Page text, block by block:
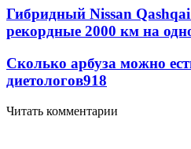
Гибридный Nissan
рекордные 2000 км на
Сколько арбуза можно
диетологов918
Читать комментарии